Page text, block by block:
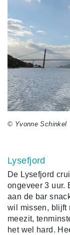
© Yvonne Schinkel
Lysefjord
De Lysefjord
ongeveer 3 uur.
aan de bar
wil missen, blijft
meezit,
het wel hard.